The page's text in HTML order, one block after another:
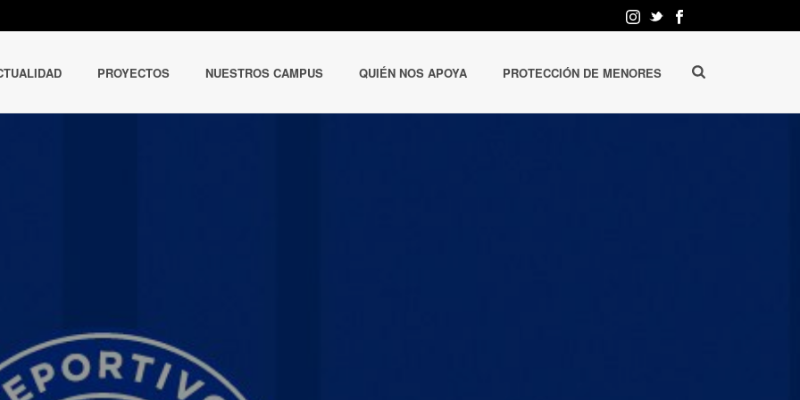
PROYECTOS NUESTROS CAMPUS QUIÉN NOS APOYA PROTECCIÓN DE MENORES